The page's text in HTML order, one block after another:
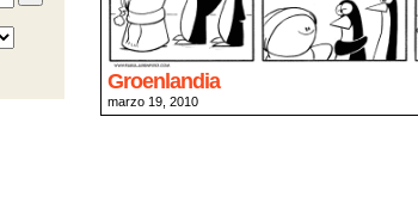
Groenlandia
marzo 19, 2010